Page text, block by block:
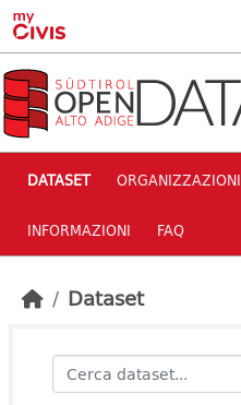
Skip to main content
DATASET ORGANIZZAZIONI
INFORMAZIONI FAQ
Dataset